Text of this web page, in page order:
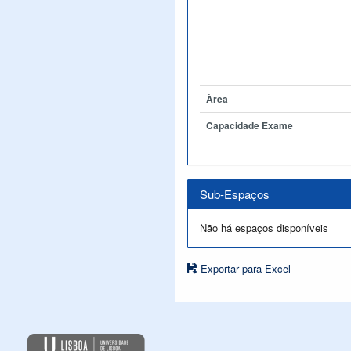
Àrea
Capacidade Exame
Sub-Espaços
Não há espaços disponíveis
Exportar para Excel